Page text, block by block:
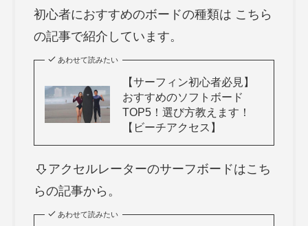
初心者におすすめのボードの種類は こちら
の記事で紹介しています。
あわせて読みたい
【サーフィン初心者必見】
おすすめのソフトボード
TOP5！選び方教えます！
【ビーチアクセス】
アクセルレーターのサーフボードはこち
らの記事から。
あわせて読みたい